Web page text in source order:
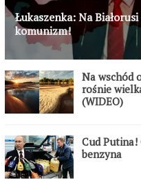
Łukaszenka: Na
komunizm!
Na wschód
rośnie
(WIDEO)
Cud Putina!
benzyna